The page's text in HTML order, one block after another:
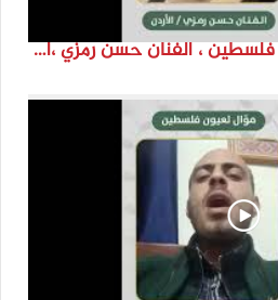
انتماء2021: موال لعيون فلسطين ، الفنان حسن رمزي ،الاردن